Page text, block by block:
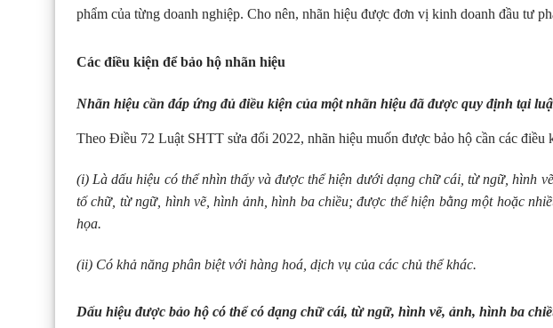
phẩm của từng doanh nghiệp. Cho nên, nhãn hiệu được đơn vị kinh doanh đầu tư
Các điều kiện để bảo hộ nhãn hiệu
Nhãn hiệu cần đáp ứng đủ điều kiện của một nhãn hiệu đã được quy định tại
Theo Điều 72 Luật SHTT sửa đổi 2022, nhãn hiệu muốn được bảo hộ cần các điều
(i) Là dấu hiệu có thể nhìn thấy và được thể hiện dưới dạng chữ cái, từ ngữ, hình
tố chữ, từ ngữ, hình vẽ, hình ảnh, hình ba chiều; được thể hiện bằng một hoặc
họa.
(ii) Có khả năng phân biệt với hàng hoá, dịch vụ của các chủ thể khác.
Dấu hiệu được bảo hộ có thể có dạng chữ cái, từ ngữ, hình vẽ, ảnh, hình ba